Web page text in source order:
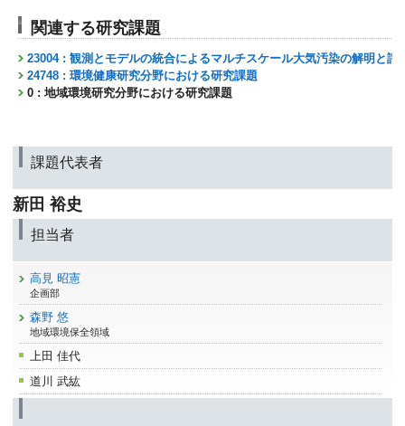
関連する研究課題
23004 : 観測とモデルの統合によるマルチスケール大気汚染の解明と評
24748 : 環境健康研究分野における研究課題
0 : 地域環境研究分野における研究課題
課題代表者
新田 裕史
担当者
高見 昭憲
企画部
森野 悠
地域環境保全領域
上田 佳代
道川 武紘